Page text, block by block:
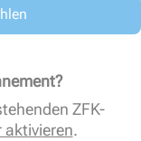
ZFK-
aktivieren.